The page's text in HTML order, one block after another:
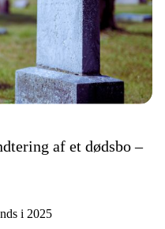
af et dødsbo –